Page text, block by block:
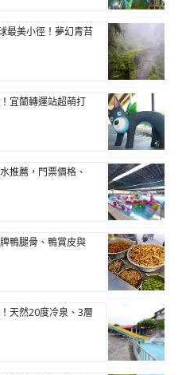
最美小徑！夢幻青苔
宜蘭轉運站超萌打
推薦，門票價格、
鴨腿骨、鴨賞皮與
天然20度冷泉、3層